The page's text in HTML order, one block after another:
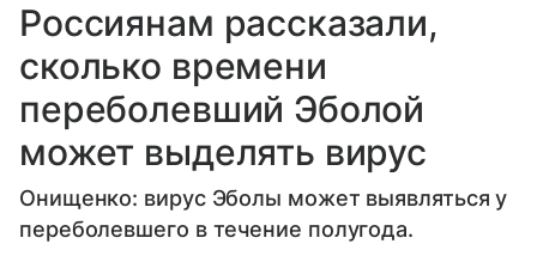
Россиянам рассказали,
сколько времени
переболевший Эболой
может выделять вирус
Онищенко: вирус Эболы может выявляться у
переболевшего в течение полугода.